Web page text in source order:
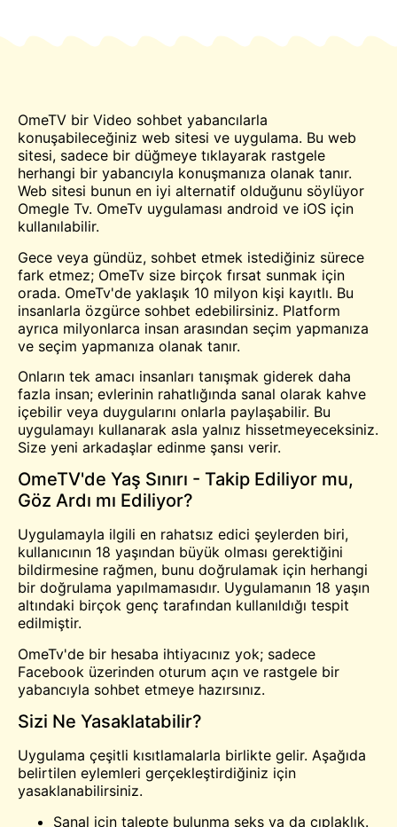
OmeTV bir Video sohbet yabancılarla
konuşabileceğiniz web sitesi ve uygulama. Bu web
sitesi, sadece bir düğmeye tıklayarak rastgele
herhangi bir yabancıyla konuşmanıza olanak tanır.
Web sitesi bunun en iyi alternatif olduğunu söylüyor
Omegle Tv. OmeTv uygulaması android ve iOS için
kullanılabilir.
Gece veya gündüz, sohbet etmek istediğiniz sürece
fark etmez; OmeTv size birçok fırsat sunmak için
orada. OmeTv'de yaklaşık 10 milyon kişi kayıtlı. Bu
insanlarla özgürce sohbet edebilirsiniz. Platform
ayrıca milyonlarca insan arasından seçim yapmanıza
ve seçim yapmanıza olanak tanır.
Onların tek amacı insanları tanışmak giderek daha
fazla insan; evlerinin rahatlığında sanal olarak kahve
içebilir veya duygularını onlarla paylaşabilir. Bu
uygulamayı kullanarak asla yalnız hissetmeyeceksiniz.
Size yeni arkadaşlar edinme şansı verir.
OmeTV'de Yaş Sınırı - Takip Ediliyor mu,
Göz Ardı mı Ediliyor?
Uygulamayla ilgili en rahatsız edici şeylerden biri,
kullanıcının 18 yaşından büyük olması gerektiğini
bildirmesine rağmen, bunu doğrulamak için herhangi
bir doğrulama yapılmamasıdır. Uygulamanın 18 yaşın
altındaki birçok genç tarafından kullanıldığı tespit
edilmiştir.
OmeTv'de bir hesaba ihtiyacınız yok; sadece
Facebook üzerinden oturum açın ve rastgele bir
yabancıyla sohbet etmeye hazırsınız.
Sizi Ne Yasaklatabilir?
Uygulama çeşitli kısıtlamalarla birlikte gelir. Aşağıda
belirtilen eylemleri gerçekleştirdiğiniz için
yasaklanabilirsiniz.
Sanal için talepte bulunma seks ya da çıplaklık.